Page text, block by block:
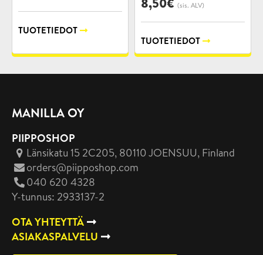
TUOTETIEDOT
(sis. ALV)
TUOTETIEDOT
MANILLA OY
PIIPPOSHOP
Länsikatu 15 2C205, 80110 JOENSUU, Finland
orders@piipposhop.com
040 620 4328
Y-tunnus: 2933137-2
OTA YHTEYTTÄ
ASIAKASPALVELU